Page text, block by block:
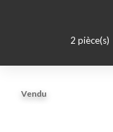
2 pièce(s)
Vendu